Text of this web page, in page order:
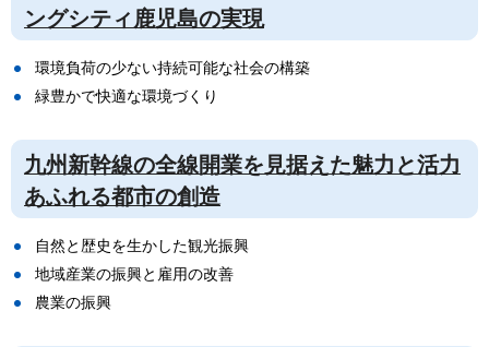
ングシティ鹿児島の実現
環境負荷の少ない持続可能な社会の構築
緑豊かで快適な環境づくり
九州新幹線の全線開業を見据えた魅力と活力
あふれる都市の創造
自然と歴史を生かした観光振興
地域産業の振興と雇用の改善
農業の振興